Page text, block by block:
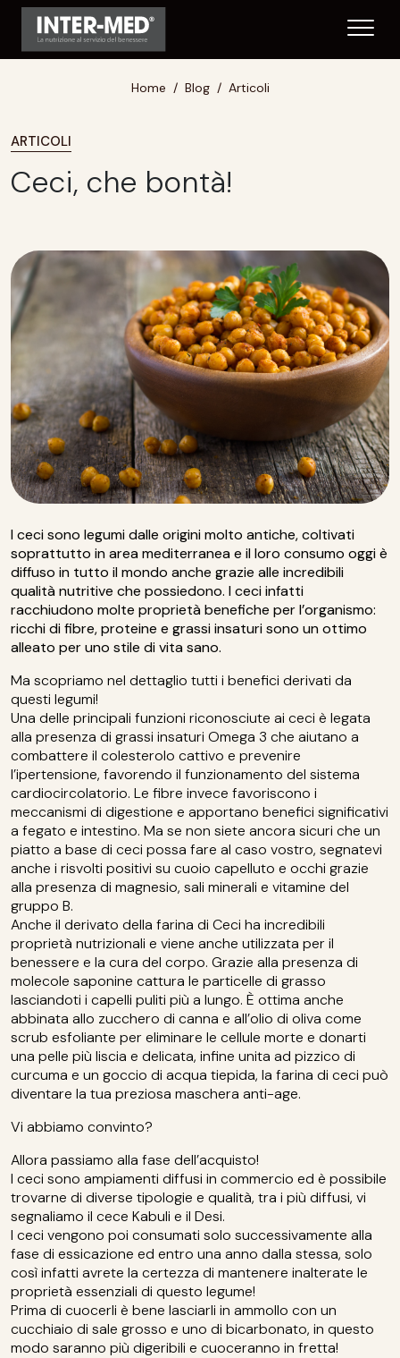
Home Blog Articoli
ARTICOLI
Ceci, che bontà!
I ceci sono legumi dalle origini molto antiche, coltivati
soprattutto in area mediterranea e il loro consumo oggi è
diffuso in tutto il mondo anche grazie alle incredibili
qualità nutritive che possiedono. I ceci infatti
racchiudono molte proprietà benefiche per l’organismo:
ricchi di fibre, proteine e grassi insaturi sono un ottimo
alleato per uno stile di vita sano.
Ma scopriamo nel dettaglio tutti i benefici derivati da
questi legumi!
Una delle principali funzioni riconosciute ai ceci è legata
alla presenza di grassi insaturi Omega 3 che aiutano a
combattere il colesterolo cattivo e prevenire
l’ipertensione, favorendo il funzionamento del sistema
cardiocircolatorio. Le fibre invece favoriscono i
meccanismi di digestione e apportano benefici significativi
a fegato e intestino. Ma se non siete ancora sicuri che un
piatto a base di ceci possa fare al caso vostro, segnatevi
anche i risvolti positivi su cuoio capelluto e occhi grazie
alla presenza di magnesio, sali minerali e vitamine del
gruppo B.
Anche il derivato della farina di Ceci ha incredibili
proprietà nutrizionali e viene anche utilizzata per il
benessere e la cura del corpo. Grazie alla presenza di
molecole saponine cattura le particelle di grasso
lasciandoti i capelli puliti più a lungo. È ottima anche
abbinata allo zucchero di canna e all’olio di oliva come
scrub esfoliante per eliminare le cellule morte e donarti
una pelle più liscia e delicata, infine unita ad pizzico di
curcuma e un goccio di acqua tiepida, la farina di ceci può
diventare la tua preziosa maschera anti-age.
Vi abbiamo convinto?
Allora passiamo alla fase dell’acquisto!
I ceci sono ampiamenti diffusi in commercio ed è possibile
trovarne di diverse tipologie e qualità, tra i più diffusi, vi
segnaliamo il cece Kabuli e il Desi.
I ceci vengono poi consumati solo successivamente alla
fase di essicazione ed entro una anno dalla stessa, solo
così infatti avrete la certezza di mantenere inalterate le
proprietà essenziali di questo legume!
Prima di cuocerli è bene lasciarli in ammollo con un
cucchiaio di sale grosso e uno di bicarbonato, in questo
modo saranno più digeribili e cuoceranno in fretta!